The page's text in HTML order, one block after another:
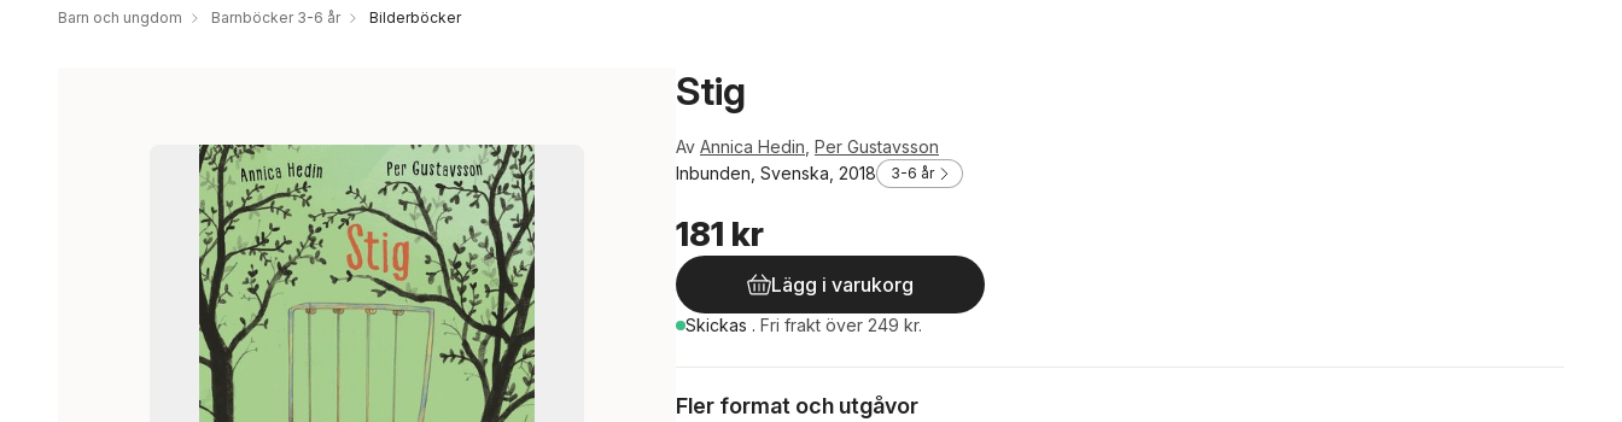
Barn och ungdom Barnböcker 3-6 år Bilderböcker
Stig
Av Annica Hedin Per Gustavsson
Inbunden, Svenska, 2018
3-6 år
181 kr
Lägg i varukorg
Skickas . Fri frakt över 249 kr.
Fler format och utgåvor